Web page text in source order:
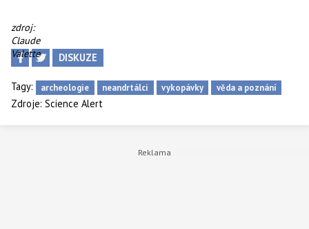
Místo
vykopávek
La
Ferrassie
v
jihozápadní
Francii.
zdroj:
Claude
Valette
DISKUZE
Tagy: archeologie neandrtálci vykopávky věda a poznání
Zdroje: Science Alert